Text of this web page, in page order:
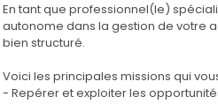
En tant que professionnel(le)
autonome dans la gestion de votre
bien structuré.
Voici les principales missions qui
- Repérer et exploiter les